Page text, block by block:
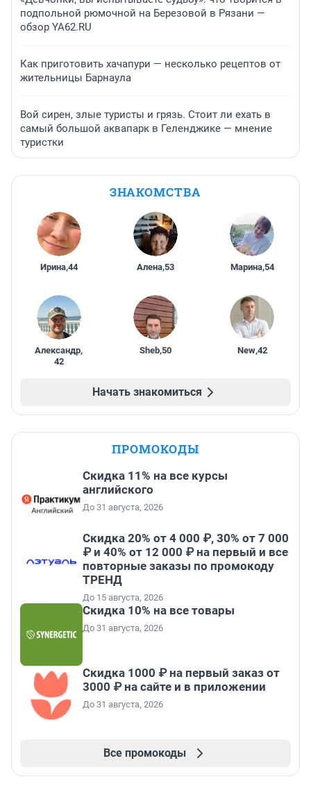
подпольной рюмочной на Березовой в Рязани —
обзор YA62.RU
Как приготовить хачапури — несколько рецептов от
жительницы Барнаула
Вой сирен, злые туристы и грязь. Стоит ли ехать в
самый большой аквапарк в Геленджике — мнение
туристки
ЗНАКОМСТВА
Ирина,44 Алена,53 Марина,54
Александр,
42
Sheb,50 New,42
Начать знакомиться
ПРОМОКОДЫ
Скидка 11% на все курсы
английского
До 31 августа, 2026
Скидка 20% от 4 000 ₽, 30% от 7 000
₽ и 40% от 12 000 ₽ на первый и все
повторные заказы по промокоду
ТРЕНД
До 15 августа, 2026
Скидка 10% на все товары
До 31 августа, 2026
Скидка 1000 ₽ на первый заказ от
3000 ₽ на сайте и в приложении
До 31 августа, 2026
Все промокоды